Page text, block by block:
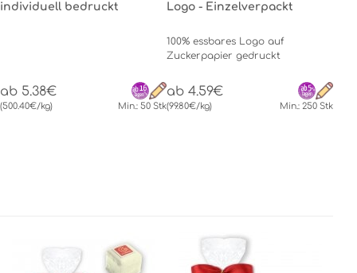
individuell bedruckt
ab 5.38€
(500.40€/kg) Min.: 50 Stk
Logo - Einzelverpackt
100% essbares Logo auf
Zuckerpapier gedruckt
ab 4.59€
(99.80€/kg) Min.: 250 Stk